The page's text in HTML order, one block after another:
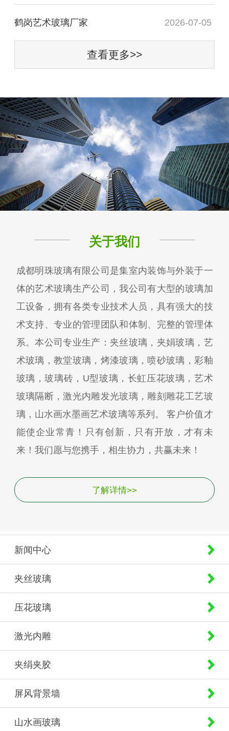
鹤岗艺术玻璃厂家 2026-07-05
查看更多>>
关于我们
成都明珠玻璃有限公司是集室内装饰与外装于一
体的艺术玻璃生产公司，我公司有大型的玻璃加
工设备，拥有各类专业技术人员，具有强大的技
术支持、专业的管理团队和体制、完整的管理体
系。本公司专业生产：夹丝玻璃，夹娟玻璃，艺
术玻璃，教堂玻璃，烤漆玻璃，喷砂玻璃，彩釉
玻璃，玻璃砖，U型玻璃，长虹压花玻璃，艺术
玻璃隔断，激光内雕发光玻璃，雕刻雕花工艺玻
璃，山水画水墨画艺术玻璃等系列。 客户价值才
能使企业常青！只有创新，只有开放，才有未
来！我们愿与您携手，相生协力，共赢未来！
了解详情>>
新闻中心
夹丝玻璃
压花玻璃
激光内雕
夹绢夹胶
屏风背景墙
山水画玻璃